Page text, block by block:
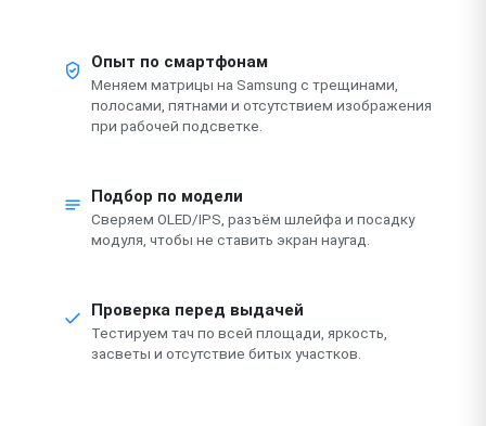
Опыт по смартфонам
Меняем матрицы на Samsung с трещинами,
полосами, пятнами и отсутствием изображения
при рабочей подсветке.
Подбор по модели
Сверяем OLED/IPS, разъём шлейфа и посадку
модуля, чтобы не ставить экран наугад.
Проверка перед выдачей
Тестируем тач по всей площади, яркость,
засветы и отсутствие битых участков.